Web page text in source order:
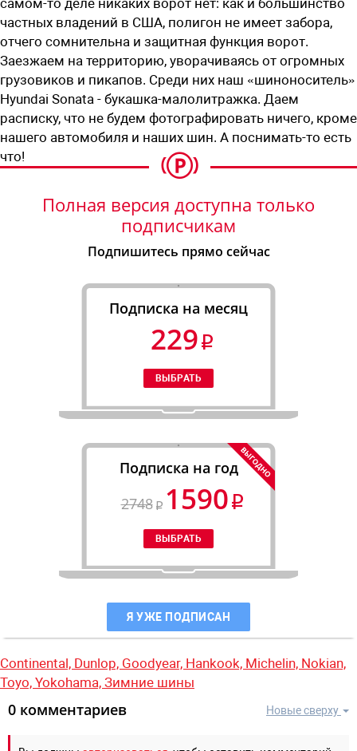
частных владений в США, полигон не имеет забора,
отчего сомнительна и защитная функция ворот.
Заезжаем на территорию, уворачиваясь от огромных
грузовиков и пикапов. Среди них наш «шиноноситель»
Hyundai Sonata - букашка-малолитражка. Даем
расписку, что не будем фотографировать ничего, кроме
нашего автомобиля и наших шин. А поснимать-то есть
что!
Полная версия доступна только
подписчикам
Подпишитесь прямо сейчас
Подписка на месяц
229
Подписка на год
2748
1590
Я УЖЕ ПОДПИСАН
Continental, Dunlop, Goodyear, Hankook, Michelin, Nokian,
Toyo, Yokohama, Зимние шины
Новые сверху
0 комментариев